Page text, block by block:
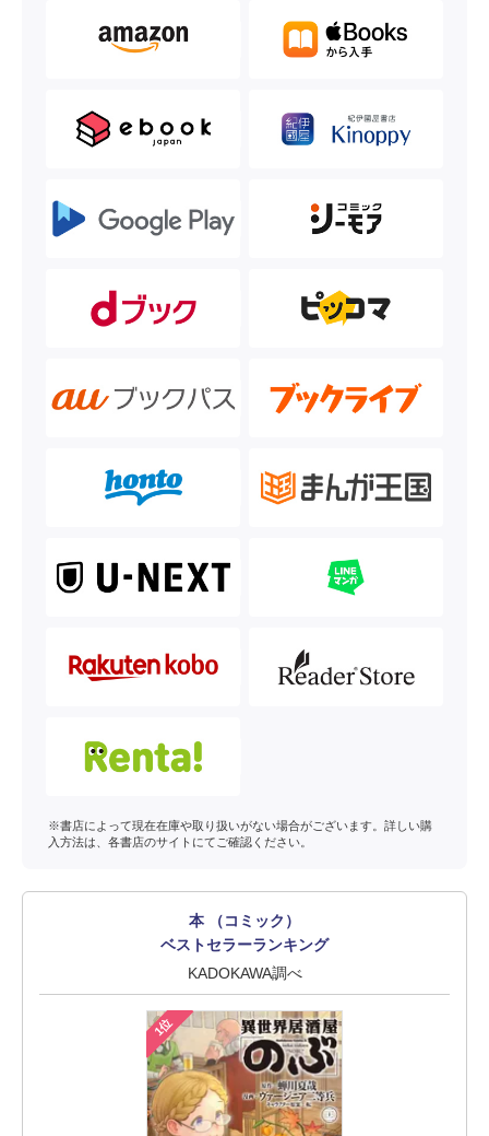
※書店によって現在在庫や取り扱いがない場合がございます。詳しい購
入方法は、各書店のサイトにてご確認ください。
本 （コミック）
ベストセラーランキング
KADOKAWA調べ
1位